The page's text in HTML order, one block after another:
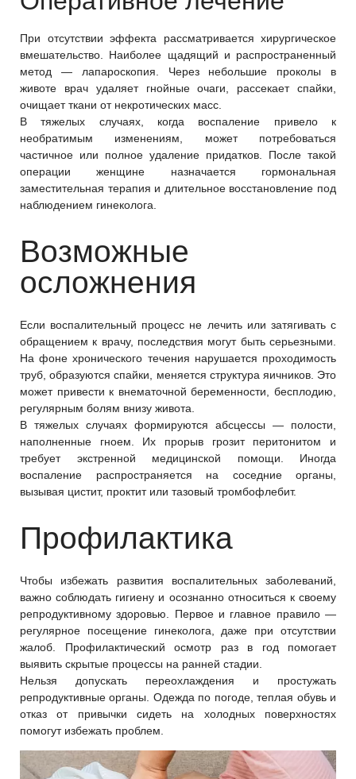
При отсутствии эффекта рассматривается хирургическое
вмешательство. Наиболее щадящий и распространенный
метод — лапароскопия. Через небольшие проколы в
животе врач удаляет гнойные очаги, рассекает спайки,
очищает ткани от некротических масс.
В тяжелых случаях, когда воспаление привело к
необратимым изменениям, может потребоваться
частичное или полное удаление придатков. После такой
операции женщине назначается гормональная
заместительная терапия и длительное восстановление под
наблюдением гинеколога.
Возможные
осложнения
Если воспалительный процесс не лечить или затягивать с
обращением к врачу, последствия могут быть серьезными.
На фоне хронического течения нарушается проходимость
труб, образуются спайки, меняется структура яичников. Это
может привести к внематочной беременности, бесплодию,
регулярным болям внизу живота.
В тяжелых случаях формируются абсцессы — полости,
наполненные гноем. Их прорыв грозит перитонитом и
требует экстренной медицинской помощи. Иногда
воспаление распространяется на соседние органы,
вызывая цистит, проктит или тазовый тромбофлебит.
Профилактика
Чтобы избежать развития воспалительных заболеваний,
важно соблюдать гигиену и осознанно относиться к своему
репродуктивному здоровью. Первое и главное правило —
регулярное посещение гинеколога, даже при отсутствии
жалоб. Профилактический осмотр раз в год помогает
выявить скрытые процессы на ранней стадии.
Нельзя допускать переохлаждения и простужать
репродуктивные органы. Одежда по погоде, теплая обувь и
отказ от привычки сидеть на холодных поверхностях
помогут избежать проблем.